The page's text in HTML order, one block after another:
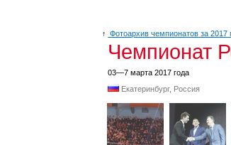
↑ Фотоархив чемпионатов за 2017
Чемпионат
03—7 марта 2017 года
Екатеринбург, Россия